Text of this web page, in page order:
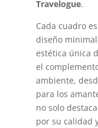
Travelogue.
Cada cuadro
diseño
estética única
el
ambiente,
para los
no solo
por su calidad